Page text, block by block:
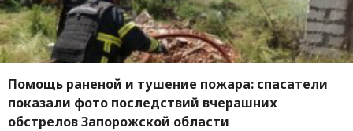
Помощь раненой и тушение пожара: спасатели
показали фото последствий вчерашних
обстрелов Запорожской области